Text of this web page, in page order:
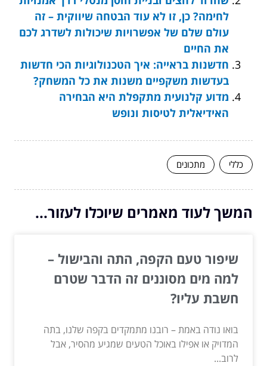
לחימה? כן, זו לא עוד הבטחה שיווקית – זה
עולם שלם של אפשרויות שיכולות לשדרג לכם
את החיים
חדשנות בראייה: איך הטכנולוגיות הכי חדשות
בעדשות משקפיים משנות את כל המשחק?
מדוע קלנועית מתקפלת היא הבחירה
האידיאלית לטיסות ונופש
כללי מתכונים
המשך לעוד מאמרים שיוכלו לעזור...
שיפור טעם הקפה, התה והבישול –
למה מים מסוננים זה הדבר שטרם
חשבת עליו?
בואו נודה באמת – רובנו מתמקדים בקפה שלנו, בתה
המדויק או אפילו באוכל הטעים שמגיע מהסיר, אבל
לרוב...